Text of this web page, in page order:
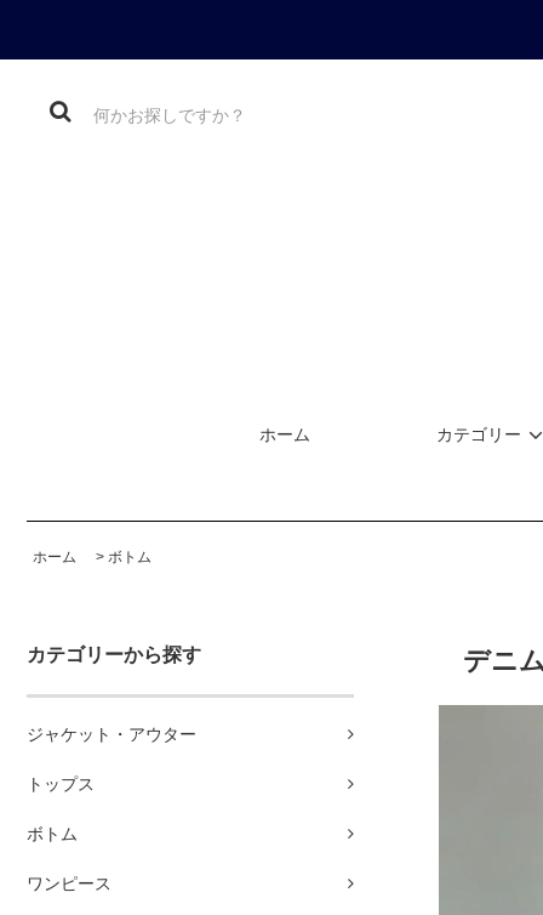
ホーム カテゴリー
ホーム > ボトム
カテゴリーから探す
ジャケット・アウター
トップス
ボトム
ワンピース
デニ